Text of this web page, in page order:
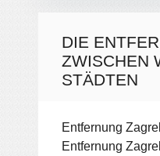
DIE
ZWISCHEN
STÄDTEN
Entfernung
Entfernung